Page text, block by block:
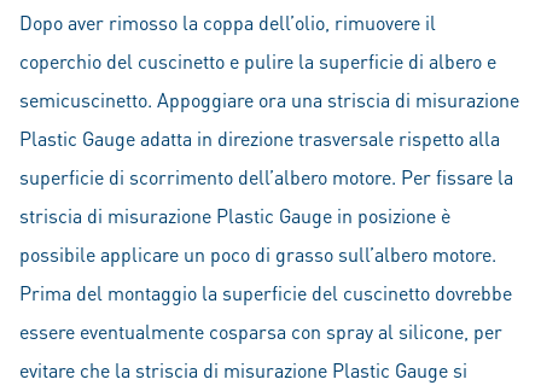
Dopo aver rimosso la coppa dell’olio, rimuovere il
coperchio del cuscinetto e pulire la superficie di albero e
semicuscinetto. Appoggiare ora una striscia di misurazione
Plastic Gauge adatta in direzione trasversale rispetto alla
superficie di scorrimento dell’albero motore. Per fissare la
striscia di misurazione Plastic Gauge in posizione è
possibile applicare un poco di grasso sull’albero motore.
Prima del montaggio la superficie del cuscinetto dovrebbe
essere eventualmente cosparsa con spray al silicone, per
evitare che la striscia di misurazione Plastic Gauge si